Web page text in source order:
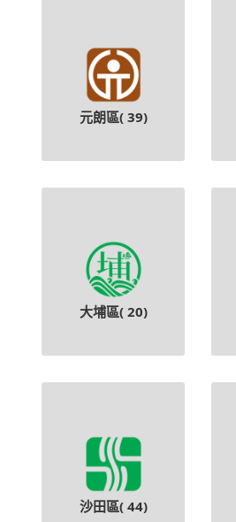
元朗區( 39)
大埔區( 20)
沙田區( 44)